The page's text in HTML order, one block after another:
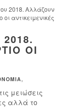
2018. Αλλάζουν
αντικειμενικές
ΟΙ
,
μειώσεις
αλλά το